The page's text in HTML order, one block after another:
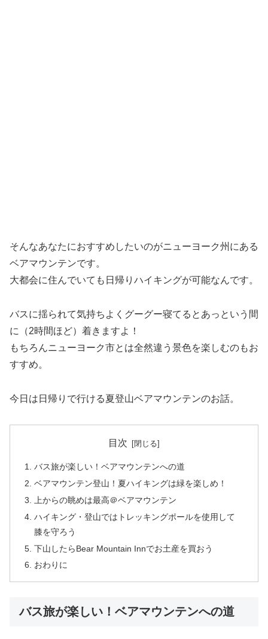
そんなあなたにおすすめしたいのがニューヨーク州にある
ベアマウンテンです。
大都会に住んでいても日帰りハイキングが可能なんです。
バスに揺られて気持ちよくグーグー寝てるとあっという間
に（2時間ほど）着きますよ！
もちろんニューヨーク市とは全然違う景色を楽しむのもお
すすめ。
今日は日帰りで行ける夏登山ベアマウンテンのお話。
目次
バス旅が楽しい！ベアマウンテンへの道
ベアマウンテン登山！夏ハイキングは緑を楽しめ！
上からの眺めは最高＠ベアマウンテン
ハイキング・登山ではトレッキングポールを使用して
膝を守ろう
下山したらBear Mountain Innでお土産を買おう
おわりに
バス旅が楽しい！ベアマウンテンへの道